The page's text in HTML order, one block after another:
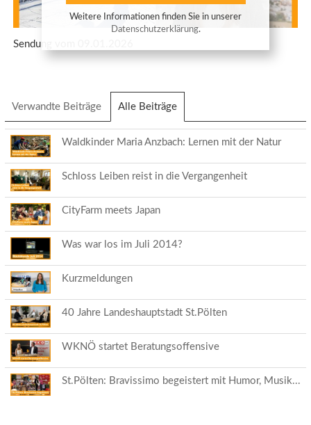
Weitere Informationen finden Sie in unserer
Datenschutzerklärung.
Sendung vom 09.01.2026
Verwandte Beiträge Alle Beiträge
Reiter)
Waldkinder Maria Anzbach: Lernen mit der Natur
Schloss Leiben reist in die Vergangenheit
CityFarm meets Japan
Was war los im Juli 2014?
Kurzmeldungen
40 Jahre Landeshauptstadt St.Pölten
WKNÖ startet Beratungsoffensive
St.Pölten: Bravissimo begeistert mit Humor, Musik...